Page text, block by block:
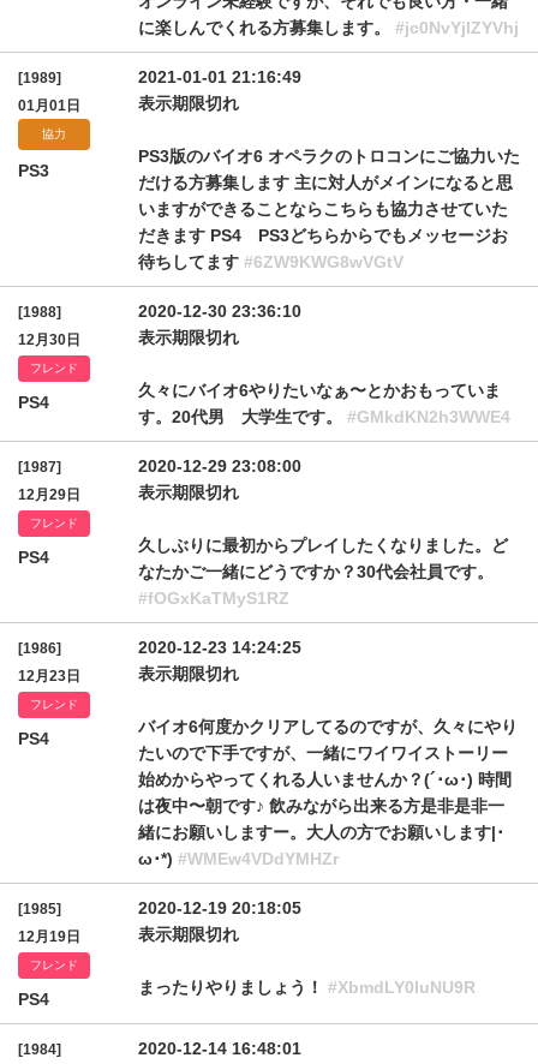
に楽しんでくれる方募集します。 #jc0NvYjlZYVhj
[1989]
01月01日
協力
PS3
2021-01-01 21:16:49
表示期限切れ
PS3版のバイオ6 オペラクのトロコンにご協力いた
だける方募集します 主に対人がメインになると思
いますができることならこちらも協力させていた
だきます PS4 PS3どちらからでもメッセージお
待ちしてます #6ZW9KWG8wVGtV
[1988]
12月30日
フレンド
PS4
2020-12-30 23:36:10
表示期限切れ
久々にバイオ6やりたいなぁ〜とかおもっていま
す。20代男 大学生です。 #GMkdKN2h3WWE4
[1987]
12月29日
フレンド
PS4
2020-12-29 23:08:00
表示期限切れ
久しぶりに最初からプレイしたくなりました。ど
なたかご一緒にどうですか？30代会社員です。
#fOGxKaTMyS1RZ
[1986]
12月23日
フレンド
PS4
2020-12-23 14:24:25
表示期限切れ
バイオ6何度かクリアしてるのですが、久々にやり
たいので下手ですが、一緒にワイワイストーリー
始めからやってくれる人いませんか？(´･ω･) 時間
は夜中〜朝です♪ 飲みながら出来る方是非是非一
緒にお願いしますー。大人の方でお願いします|･
ω･*) #WMEw4VDdYMHZr
[1985]
12月19日
フレンド
PS4
2020-12-19 20:18:05
表示期限切れ
まったりやりましょう！ #XbmdLY0luNU9R
[1984]
2020-12-14 16:48:01